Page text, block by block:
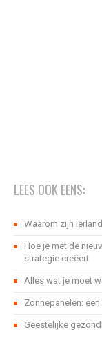
LEES OOK EENS:
Waarom zijn
Hoe je met de
strategie creëert
Alles wat je moet
Zonnepanelen:
Geestelijke